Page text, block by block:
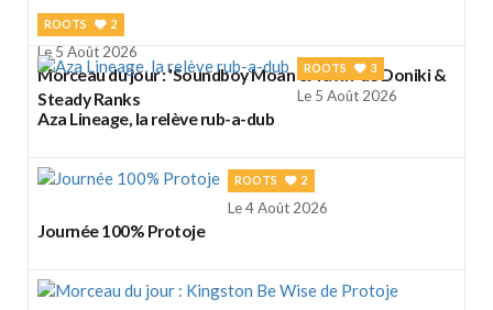
ROOTS 2
Le 5 Août 2026
Morceau du jour : 'Soundboy Moan & Yawn' de Doniki &
Steady Ranks
ROOTS 3
Le 5 Août 2026
Aza Lineage, la relève rub-a-dub
ROOTS 2
Le 4 Août 2026
Journée 100% Protoje